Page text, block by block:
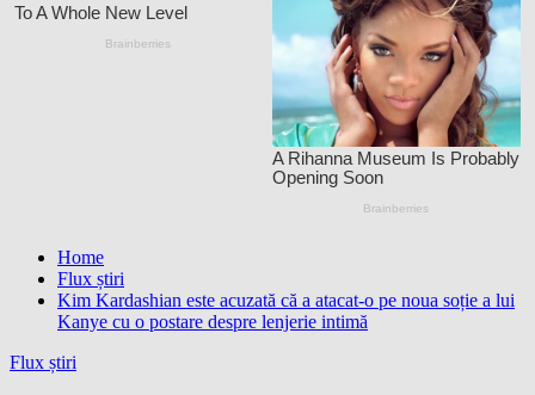
Home
Flux știri
Kim Kardashian este acuzată că a atacat-o pe noua soție a lui
Kanye cu o postare despre lenjerie intimă
Flux știri